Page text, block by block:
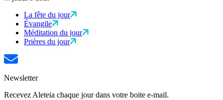
La fête du jour
Évangile
Méditation du jour
Prières du jour
Newsletter
Recevez Aleteia chaque jour dans votre boite e-mail.